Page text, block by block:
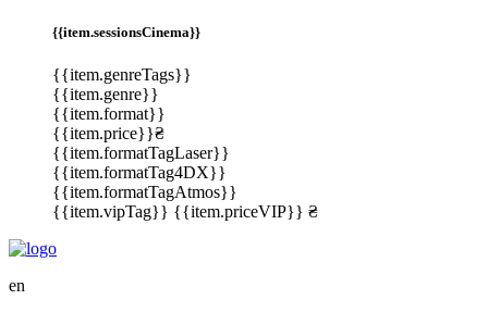
{{item.sessionsCinema}}
{{item.genreTags}}
{{item.genre}}
{{item.format}}
{{item.price}}₴
{{item.formatTagLaser}}
{{item.formatTag4DX}}
{{item.formatTagAtmos}}
{{item.vipTag}} {{item.priceVIP}} ₴
en